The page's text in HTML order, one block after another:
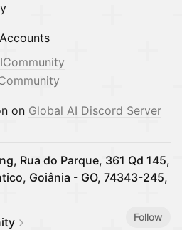
on Global AI Discord Server
Rua do Parque, 361 Qd 145,
Goiânia - GO, 74343-245,
Follow